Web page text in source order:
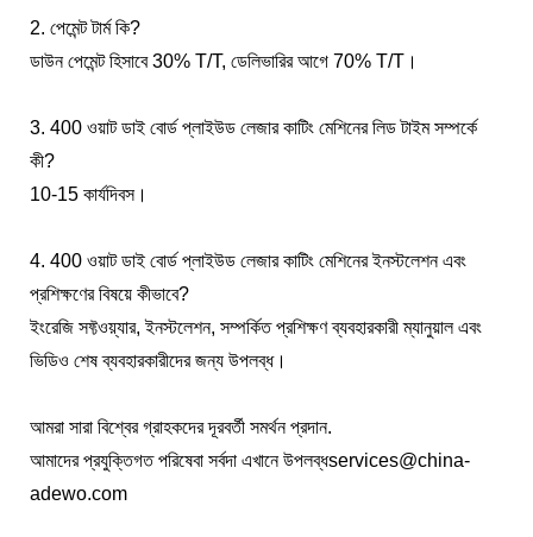
2. পেমেন্ট টার্ম কি?
ডাউন পেমেন্ট হিসাবে 30% T/T, ডেলিভারির আগে 70% T/T।
3. 400 ওয়াট ডাই বোর্ড প্লাইউড লেজার কাটিং মেশিনের লিড টাইম সম্পর্কে
কী?
10-15 কার্যদিবস।
4. 400 ওয়াট ডাই বোর্ড প্লাইউড লেজার কাটিং মেশিনের ইনস্টলেশন এবং
প্রশিক্ষণের বিষয়ে কীভাবে?
ইংরেজি সফ্টওয়্যার, ইনস্টলেশন, সম্পর্কিত প্রশিক্ষণ ব্যবহারকারী ম্যানুয়াল এবং
ভিডিও শেষ ব্যবহারকারীদের জন্য উপলব্ধ।
আমরা সারা বিশ্বের গ্রাহকদের দূরবর্তী সমর্থন প্রদান.
আমাদের প্রযুক্তিগত পরিষেবা সর্বদা এখানে উপলব্ধservices@china-
adewo.com